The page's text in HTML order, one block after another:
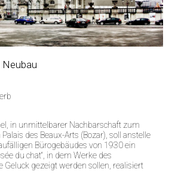
Neubau
in unmittelbarer Nachbarschaft zum
des Beaux-Arts (Bozar), soll anstelle
Bürogebäudes von 1930 ein
du chat“, in dem Werke des
Geluck gezeigt werden sollen, realisiert